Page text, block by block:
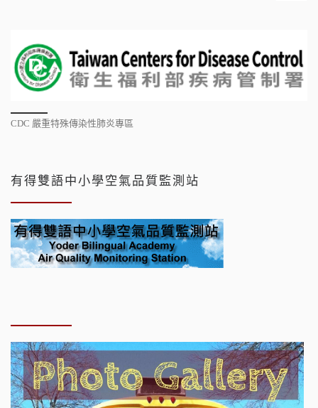
CDC 嚴重特殊傳染性肺炎專區
有得雙語中小學空氣品質監測站